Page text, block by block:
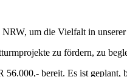
um die Vielfalt in
zu fördern, zu
bereit. Es ist